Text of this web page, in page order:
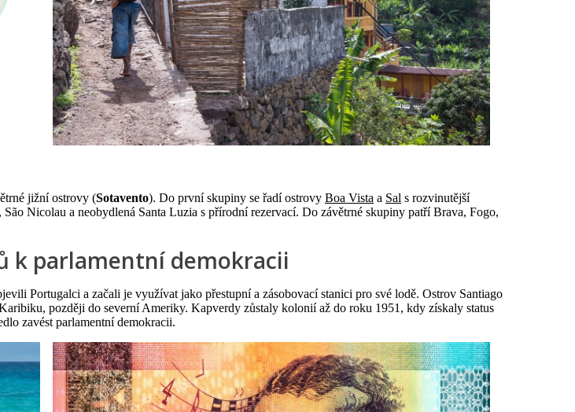
jižní ostrovy (Sotavento). Do první skupiny se řadí ostrovy Boa Vista a Sal s rozvinutější
Nicolau a neobydlená Santa Luzia s přírodní rezervací. Do závětrné skupiny patří Brava, Fogo,
k parlamentní demokracii
Portugalci a začali je využívat jako přestupní a zásobovací stanici pro své lodě. Ostrov Santiago
později do severní Ameriky. Kapverdy zůstaly kolonií až do roku 1951, kdy získaly status
zavést parlamentní demokracii.